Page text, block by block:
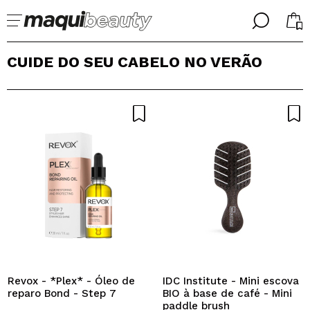
╳
BIENVENIDX!
Esqueceu-se da palavra-passe?
Eu não tenho uma conta aqui
╳
SELECIONE O SEU IDIOMA
CUIDE DO SEU CABELO NO VERÃO
Revox - *Plex* - Óleo de
reparo Bond - Step 7
IDC Institute - Mini escova
BIO à base de café - Mini
paddle brush